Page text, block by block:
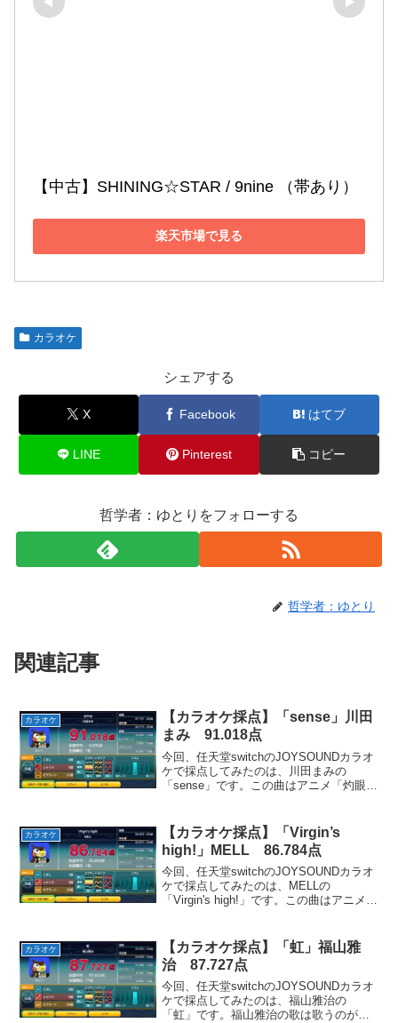
【中古】SHINING☆STAR / 9nine （帯あり）
楽天市場で見る
カラオケ
シェアする
X Facebook はてブ
LINE Pinterest コピー
哲学者：ゆとりをフォローする
哲学者：ゆとり
関連記事
カラオケ
【カラオケ採点】「sense」川田
まみ 91.018点
今回、任天堂switchのJOYSOUNDカラオ
ケで採点してみたのは、川田まみの
「sense」です。この曲はアニメ「灼眼の
のお気に入りです。採点も90点超えたの
で大変満...
カラオケ
【カラオケ採点】「Virgin’s
high!」MELL 86.784点
今回、任天堂switchのJOYSOUNDカラオ
ケで採点してみたのは、MELLの
「Virgin's high!」です。この曲はアニメ
イ曲です。お気に入りのパートは「骨...
カラオケ
【カラオケ採点】「虹」福山雅
治 87.727点
今回、任天堂switchのJOYSOUNDカラオ
ケで採点してみたのは、福山雅治の
「虹」です。福山雅治の歌は歌うのが難